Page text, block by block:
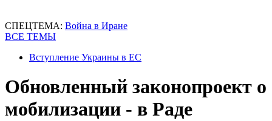
СПЕЦТЕМА: Война в Иране
ВСЕ ТЕМЫ
Вступление Украины в ЕС
Обновленный законопроект о
мобилизации - в Раде